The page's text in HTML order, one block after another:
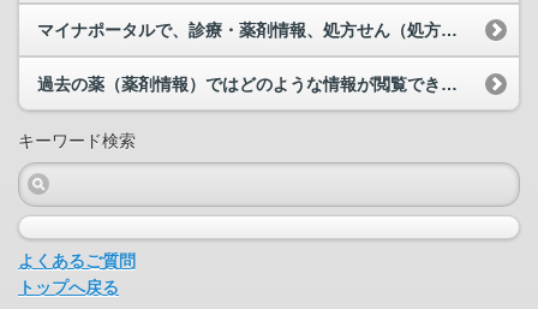
マイナポータルで、診療・薬剤情報、処方せん（処方情報）、最近の薬（調剤情報）、過去の薬（薬剤情...
過去の薬（薬剤情報）ではどのような情報が閲覧できますか。
キーワード検索
よくあるご質問
トップへ戻る